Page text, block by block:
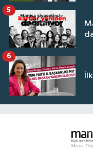
5
6